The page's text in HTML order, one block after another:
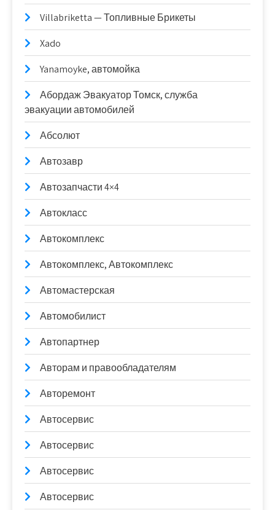
Villabriketta — Топливные Брикеты
Xado
Yanamoyke, автомойка
Абордаж Эвакуатор Томск, служба
эвакуации автомобилей
Абсолют
Автозавр
Автозапчасти 4×4
Автокласс
Автокомплекс
Автокомплекс, Автокомплекс
Автомастерская
Автомобилист
Автопартнер
Авторам и правообладателям
Авторемонт
Автосервис
Автосервис
Автосервис
Автосервис